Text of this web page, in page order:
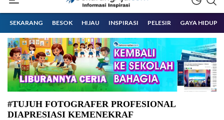
Sekarangaja
Informasi Inspirasi Malang Raya
SEKARANG BESOK HIJAU INSPIRASI PELESIR GAYA HIDUP
#TUJUH FOTOGRAFER PROFESIONAL
DIAPRESIASI KEMENEKRAF